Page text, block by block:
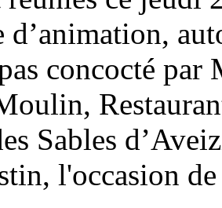
d’animation,
concocté par
Sables
l'occasion